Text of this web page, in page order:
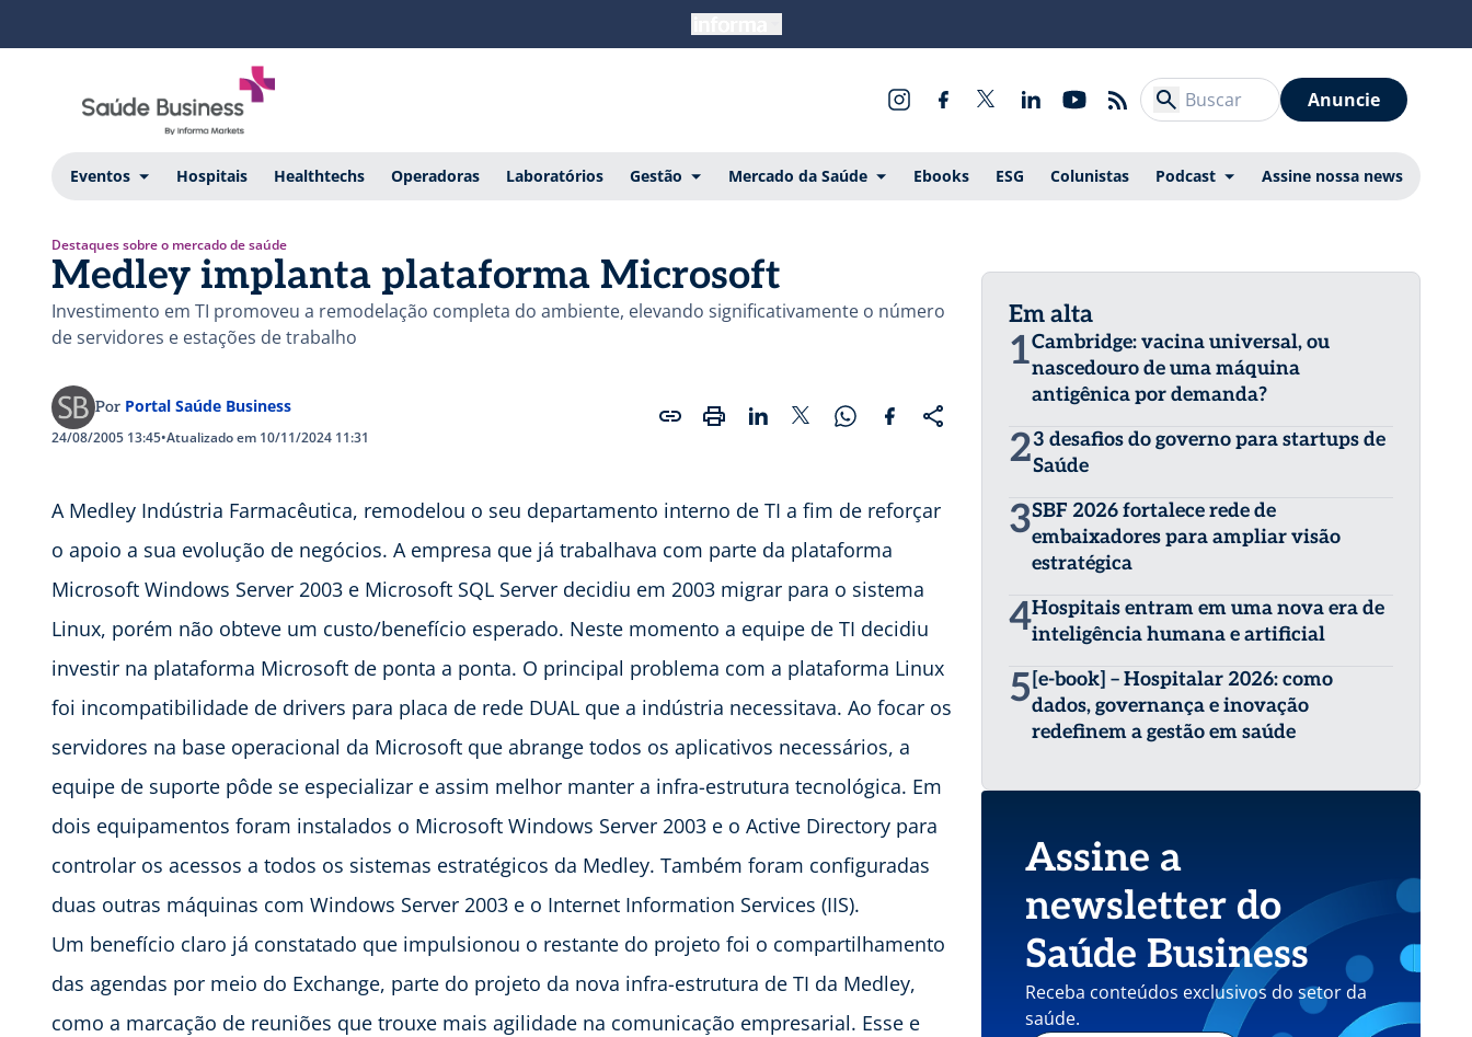
Anuncie
Eventos Hospitais Healthtechs Operadoras Laboratórios Gestão Mercado da Saúde Ebooks ESG Colunistas Podcast Assine nossa news
Destaques sobre o mercado de saúde
Medley implanta plataforma Microsoft
Investimento em TI promoveu a remodelação completa do ambiente, elevando significativamente o número
de servidores e estações de trabalho
Por Portal Saúde Business
24/08/2005 13:45•Atualizado em 10/11/2024 11:31
A Medley Indústria Farmacêutica, remodelou o seu departamento interno de TI a fim de reforçar
o apoio a sua evolução de negócios. A empresa que já trabalhava com parte da plataforma
Microsoft Windows Server 2003 e Microsoft SQL Server decidiu em 2003 migrar para o sistema
Linux, porém não obteve um custo/benefício esperado. Neste momento a equipe de TI decidiu
investir na plataforma Microsoft de ponta a ponta. O principal problema com a plataforma Linux
foi incompatibilidade de drivers para placa de rede DUAL que a indústria necessitava. Ao focar os
servidores na base operacional da Microsoft que abrange todos os aplicativos necessários, a
equipe de suporte pôde se especializar e assim melhor manter a infra-estrutura tecnológica. Em
dois equipamentos foram instalados o Microsoft Windows Server 2003 e o Active Directory para
controlar os acessos a todos os sistemas estratégicos da Medley. Também foram configuradas
duas outras máquinas com Windows Server 2003 e o Internet Information Services (IIS).
Um benefício claro já constatado que impulsionou o restante do projeto foi o compartilhamento
das agendas por meio do Exchange, parte do projeto da nova infra-estrutura de TI da Medley,
como a marcação de reuniões que trouxe mais agilidade na comunicação empresarial. Esse e
Em alta
1Cambridge: vacina universal, ou
nascedouro de uma máquina
antigênica por demanda?
23 desafios do governo para startups de
Saúde
3SBF 2026 fortalece rede de
embaixadores para ampliar visão
estratégica
4Hospitais entram em uma nova era de
inteligência humana e artificial
5 [e-book] – Hospitalar 2026: como
dados, governança e inovação
redefinem a gestão em saúde
Assine a
newsletter do
Saúde Business
Receba conteúdos exclusivos do setor da
saúde.